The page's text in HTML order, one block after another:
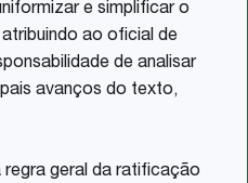
e simplificar o
ao oficial de
de analisar
avanços do texto,
regra geral da ratificação